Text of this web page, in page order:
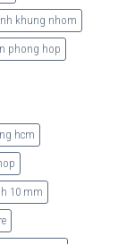
khung nhom
phong hop
hcm
10 mm